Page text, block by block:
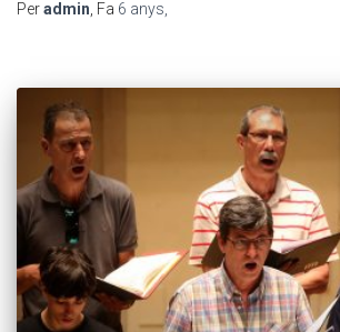
Peradmin , Fa 6 anys